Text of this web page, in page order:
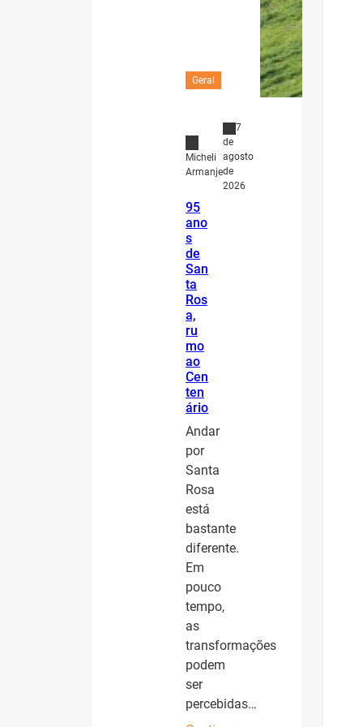
Geral
Micheli
Armanje
7
de
agosto
de
2026
95
ano
s
de
San
ta
Ros
a,
ru
mo
ao
Cen
ten
ário
Andar
por
Santa
Rosa
está
bastante
diferente.
Em
pouco
tempo,
as
transformações
podem
ser
percebidas…